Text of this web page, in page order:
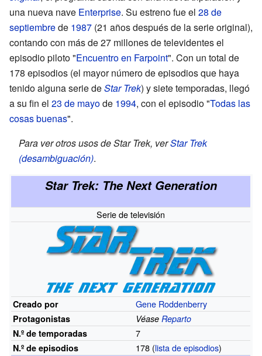
una nueva nave Enterprise. Su estreno fue el 28 de
septiembrede 1987 (21 años después de la serie original),
contando con más de 27 millones de televidentes el
episodio piloto "Encuentro en Farpoint". Con un total de
178 episodios (el mayor número de episodios que haya
tenido alguna serie deStar Trek) y siete temporadas, llegó
a su fin el 23 de mayode 1994, con el episodio "Todas las
cosas buenas".
Para ver otros usos de Star Trek, verStar Trek
(desambiguación).
Star Trek: The Next Generation
Serie de televisión
Creado por Gene Roddenberry
Protagonistas VéaseReparto
N.º de temporadas 7
N.º de episodios 178 (lista de episodios)